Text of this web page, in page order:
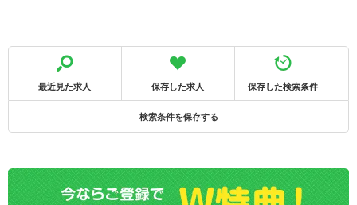
最近見た求人 保存した求人 保存した検索条件
検索条件を保存する